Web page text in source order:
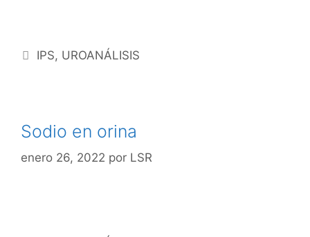
IPS, UROANÁLISIS
Sodio en orina
enero 26, 2022 por LSR